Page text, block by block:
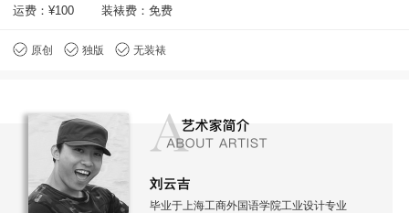
运费： ¥100 装裱费：免费
原创 独版 无装裱
刘云吉
毕业于上海工商外国语学院工业设计专业